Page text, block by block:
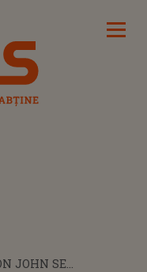
JOHN SE